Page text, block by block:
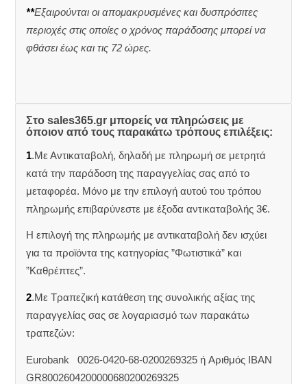
**Εξαιρούνται οι απομακρυσμένες και δυσπρόσιτες
περιοχές στις οποίες ο χρόνος παράδοσης μπορεί να
φθάσει έως και τις 72 ώρες.
Στο sales365.gr μπορείς να πληρώσεις με
όποιον από τους παρακάτω τρόπους επιλέξεις:
1.Με Αντικαταβολή, δηλαδή με πληρωμή σε μετρητά
κατά την παράδοση της παραγγελίας σας από το
μεταφορέα. Μόνο με την επιλογή αυτού του τρόπου
πληρωμής επιβαρύνεστε με έξοδα αντικαταβολής 3€.
Η επιλογή της πληρωμής με αντικαταβολή δεν ισχύει
για τα προϊόντα της κατηγορίας ”Φωτιστικά” και
”Καθρέπτες”.
2.Με Τραπεζική κατάθεση της συνολικής αξίας της
παραγγελίας σας σε λογαριασμό των παρακάτω
τραπεζών:
Eurobank 0026-0420-68-0200269325 ή Aριθμός IBAN
GR8002604200000680200269325